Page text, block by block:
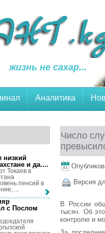
жизнь не сахар...
Аналитика
Число
Версия
В России
тысяч. Об
контролю и
низкий
и да....
Токаев в
пенсий в
...
с Послом